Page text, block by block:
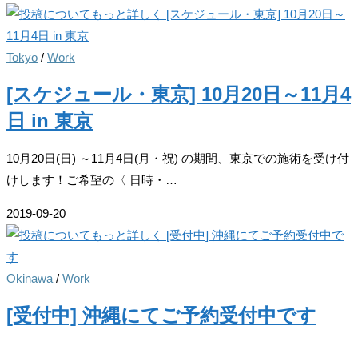
Tokyo / Work
[スケジュール・東京] 10月20日～11月4
日 in 東京
10月20日(日) ～11月4日(月・祝) の期間、東京での施術を受け付
けします！ご希望の〈 日時・…
2019-09-20
Okinawa / Work
[受付中] 沖縄にてご予約受付中です